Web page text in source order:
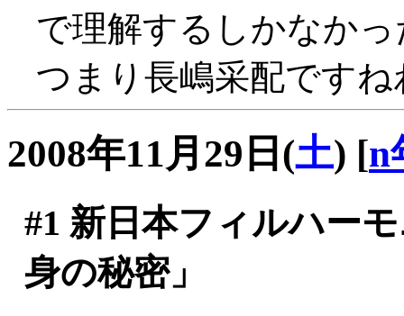
で理解するしかなか
つまり長嶋采配です
2008年11月29日(土) [n
#1 新日本フィルハー
身の秘密」